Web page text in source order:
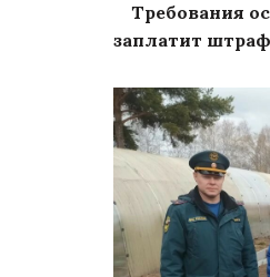
Требования
заплатит